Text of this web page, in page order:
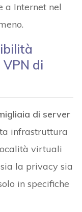
a Internet nel
di
di server
infrastruttura
virtuali
la privacy sia
in specifiche